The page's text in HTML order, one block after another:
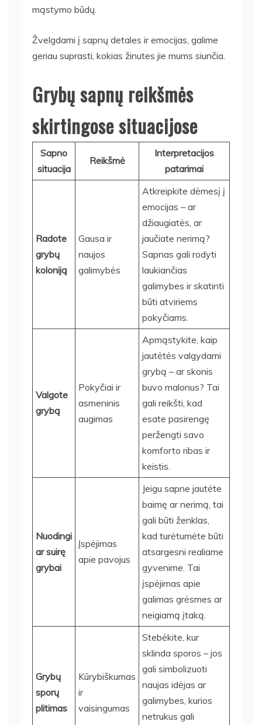
mąstymo būdų.
Žvelgdami į sapnų detales ir emocijas, galime
geriau suprasti, kokias žinutes jie mums siunčia.
Grybų sapnų reikšmės
skirtingose situacijose
Sapno
situacija
Reikšmė
Interpretacijos
patarimai
Radote
grybų
koloniją
Gausa ir
naujos
galimybės
Atkreipkite dėmesį į
emocijas – ar
džiaugiatės, ar
jaučiate nerimą?
Sapnas gali rodyti
laukiančias
galimybes ir skatinti
būti atviriems
pokyčiams.
Valgote
grybą
Pokyčiai ir
asmeninis
augimas
Apmąstykite, kaip
jautėtės valgydami
grybą – ar skonis
buvo malonus? Tai
gali reikšti, kad
esate pasirengę
peržengti savo
komforto ribas ir
keistis.
Nuodingi
ar suirę
grybai
Įspėjimas
apie pavojus
Jeigu sapne jautėte
baimę ar nerimą, tai
gali būti ženklas,
kad turėtumėte būti
atsargesni realiame
gyvenime. Tai
įspėjimas apie
galimas grėsmes ar
neigiamą įtaką.
Grybų
sporų
plitimas
Kūrybiškumas
ir
vaisingumas
Stebėkite, kur
sklinda sporos – jos
gali simbolizuoti
naujas idėjas ar
galimybes, kurios
netrukus gali